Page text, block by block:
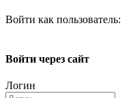
Войти как пользователь:
Войти через сайт
Логин